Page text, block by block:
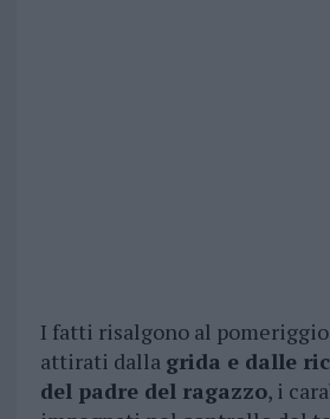
I fatti risalgono al
attirati dalla grida e dalle
del padre del ragazzo, i